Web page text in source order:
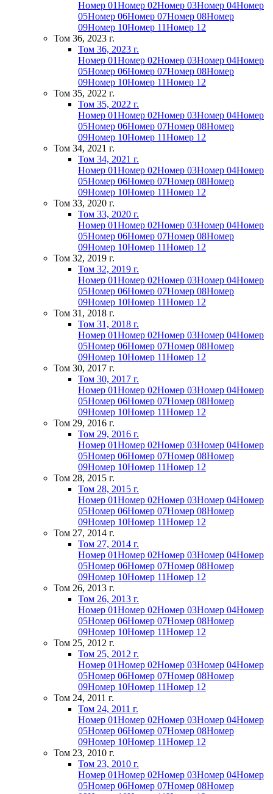
Номер 01Номер 02Номер 03Номер 04Номер
05Номер 06Номер 07Номер 08Номер
09Номер 10Номер 11Номер 12
Том 36, 2023 г.
Том 36, 2023 г.
Номер 01Номер 02Номер 03Номер 04Номер
05Номер 06Номер 07Номер 08Номер
09Номер 10Номер 11Номер 12
Том 35, 2022 г.
Том 35, 2022 г.
Номер 01Номер 02Номер 03Номер 04Номер
05Номер 06Номер 07Номер 08Номер
09Номер 10Номер 11Номер 12
Том 34, 2021 г.
Том 34, 2021 г.
Номер 01Номер 02Номер 03Номер 04Номер
05Номер 06Номер 07Номер 08Номер
09Номер 10Номер 11Номер 12
Том 33, 2020 г.
Том 33, 2020 г.
Номер 01Номер 02Номер 03Номер 04Номер
05Номер 06Номер 07Номер 08Номер
09Номер 10Номер 11Номер 12
Том 32, 2019 г.
Том 32, 2019 г.
Номер 01Номер 02Номер 03Номер 04Номер
05Номер 06Номер 07Номер 08Номер
09Номер 10Номер 11Номер 12
Том 31, 2018 г.
Том 31, 2018 г.
Номер 01Номер 02Номер 03Номер 04Номер
05Номер 06Номер 07Номер 08Номер
09Номер 10Номер 11Номер 12
Том 30, 2017 г.
Том 30, 2017 г.
Номер 01Номер 02Номер 03Номер 04Номер
05Номер 06Номер 07Номер 08Номер
09Номер 10Номер 11Номер 12
Том 29, 2016 г.
Том 29, 2016 г.
Номер 01Номер 02Номер 03Номер 04Номер
05Номер 06Номер 07Номер 08Номер
09Номер 10Номер 11Номер 12
Том 28, 2015 г.
Том 28, 2015 г.
Номер 01Номер 02Номер 03Номер 04Номер
05Номер 06Номер 07Номер 08Номер
09Номер 10Номер 11Номер 12
Том 27, 2014 г.
Том 27, 2014 г.
Номер 01Номер 02Номер 03Номер 04Номер
05Номер 06Номер 07Номер 08Номер
09Номер 10Номер 11Номер 12
Том 26, 2013 г.
Том 26, 2013 г.
Номер 01Номер 02Номер 03Номер 04Номер
05Номер 06Номер 07Номер 08Номер
09Номер 10Номер 11Номер 12
Том 25, 2012 г.
Том 25, 2012 г.
Номер 01Номер 02Номер 03Номер 04Номер
05Номер 06Номер 07Номер 08Номер
09Номер 10Номер 11Номер 12
Том 24, 2011 г.
Том 24, 2011 г.
Номер 01Номер 02Номер 03Номер 04Номер
05Номер 06Номер 07Номер 08Номер
09Номер 10Номер 11Номер 12
Том 23, 2010 г.
Том 23, 2010 г.
Номер 01Номер 02Номер 03Номер 04Номер
05Номер 06Номер 07Номер 08Номер